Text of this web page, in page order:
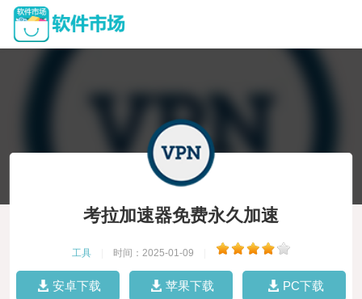
考拉加速器免费永久加速
工具 时间：2025-01-09
安卓下载 苹果下载 PC下载